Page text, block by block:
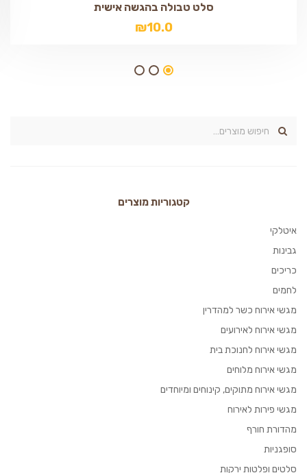
סלט טבולה בהגשה אישית
₪10.0
קטגוריות מוצרים
איטלקי
גבינות
כריכים
לחמים
מגשי אירוח כשר למהדרין
מגשי אירוח לאירועים
מגשי אירוח לחנוכת בית
מגשי אירוח מלוחים
מגשי אירוח מתוקים, קינוחים ומיוחדים
מגשי פירות לאירוח
מהדורת חורף
סופגניות
סלטים ופלטות ירקות